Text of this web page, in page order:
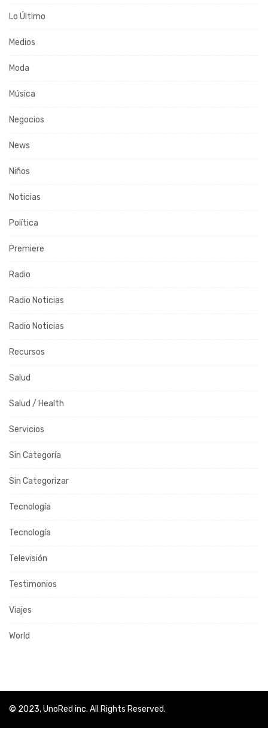
Lo Último
Medios
Moda
Música
Negocios
News
Niños
Noticias
Política
Premiere
Radio
Radio Noticias
Radio Noticias
Recursos
Salud
Salud / Health
Servicios
Sin Categoría
Sin Categorizar
Tecnología
Tecnología
Televisión
Testimonios
Viajes
World
© 2023, UnoRed inc. All Rights Reserved.